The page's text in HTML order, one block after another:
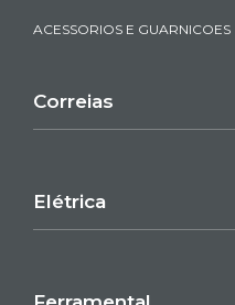
ACESSORIOS E GUARNICOES
Correias
Elétrica